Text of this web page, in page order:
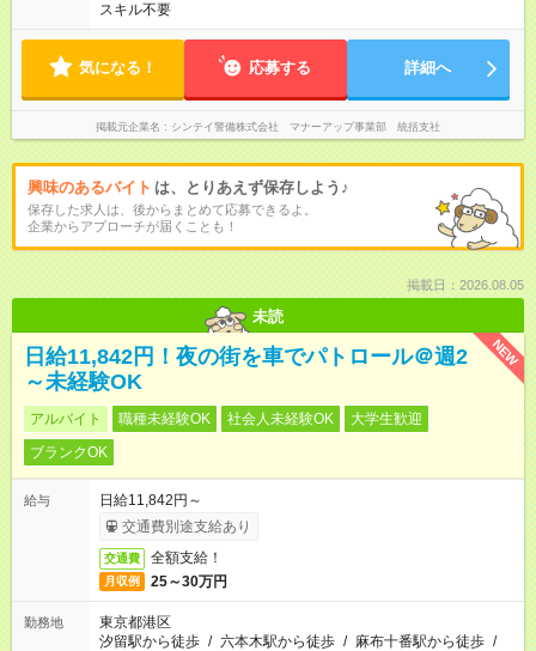
スキル不要
気になる！ 応募する 詳細へ
掲載元企業名 シンテイ警備株式会社 マナーアップ事業部 統括支社
興味のあるバイト は、とりあえず保存しよう♪
保存した求人は、後からまとめて応募できるよ。
企業からアプローチが届くことも！
掲載日：2026.08.05
未読
NEW
日給11,842円！夜の街を車でパトロール＠週2
～未経験OK
アルバイト 職種未経験OK 社会人未経験OK
大学生歓迎
ブランクOK
給与
日給11,842円～
交通費別途支給あり
交通費 全額支給！
月収例 25～30万円
勤務地
東京都港区
汐留駅から徒歩 / 六本木駅から徒歩 / 麻布十番駅から徒歩 /